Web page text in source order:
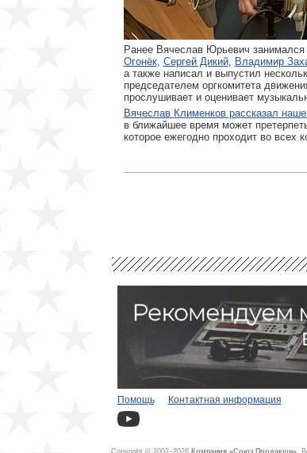
Ранее Вячеслав Юрьевич занимался
Огонёк, Сергей Дикий, Владимир
а также написал и выпустил
председателем оргкомитета
прослушивает и оценивает
Вячеслав Клименков рассказал
в ближайшее время может
которое ежегодно проходит во всех
Помощь Контактная информация
Copyright © 2002–2026 Компания «Союз Продакшн».